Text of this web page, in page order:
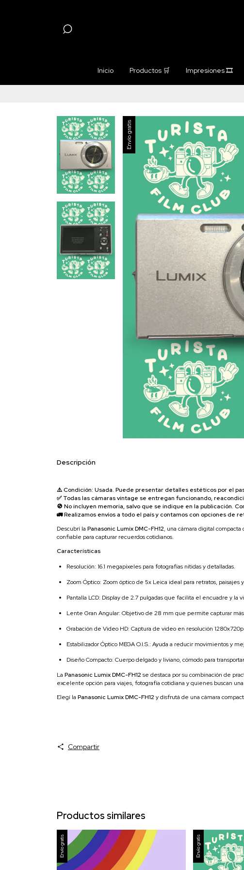
Inicio Productos 🛒 Impresiones 🎞️
Envío gratis
Descripción
⚠️ Condición: Usada. Puede presentar detalles estéticos por el
✅ Todas las cámaras vintage se entregan funcionando,
🚫 No incluyen memoria, salvo que se indique en la publicación.
🚛 Realizamos envíos a todo el país y contamos con opciones de
Descubrí la Panasonic Lumix DMC-FH12, una cámara digital
confiable para capturar recuerdos cotidianos.
Características
Resolución: 16.1 megapíxeles para fotografías nítidas y detalladas.
Zoom Óptico: Zoom óptico de 5x Leica ideal para retratos, paisajes
Pantalla LCD: Display de 2.7 pulgadas que facilita el encuadre y la
Lente Gran Angular: Objetivo de 28 mm que permite capturar
Grabación de Video HD: Captura de video en resolución
Estabilizador Óptico MEGA O.I.S.: Ayuda a reducir movimientos y
Diseño Compacto: Cuerpo delgado y liviano, cómodo para
La Panasonic Lumix DMC-FH12se destaca por su combinación de
excelente opción para viajes, fotografía cotidiana y quienes buscan
Elegí la Panasonic Lumix DMC-FH12y disfrutá de una cámara
Compartir
Productos similares
Envío gratis Envío gratis